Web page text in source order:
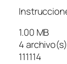
1.00 MB
4 archivo(s)
111114